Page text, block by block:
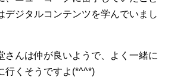
デジタルコンテンツを学んでいまし
さんは仲が良いようで、よく一緒に
行くそうですよ(*^^*)